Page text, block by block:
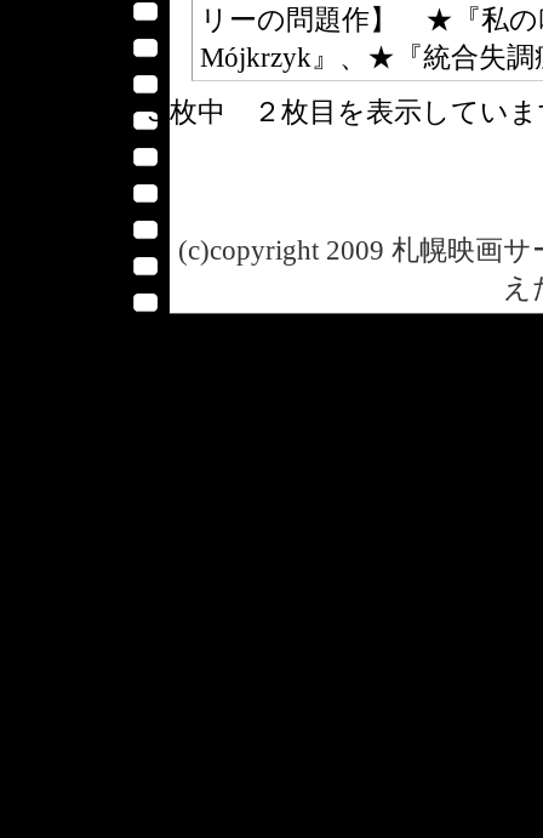
リーの問題作】 ★『私の
Mójkrzyk』、★『統合失調
３枚中 ２枚目を表示してい
(c)copyright 2009 札幌映画
え